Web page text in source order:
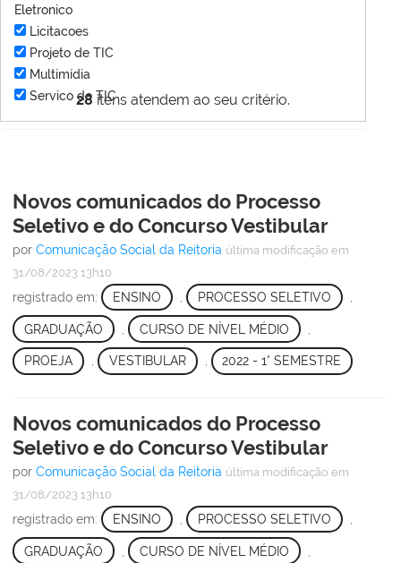
28 itens atendem ao seu critério.
Eletronico
Licitacoes
Projeto de TIC
Multimídia
Servico de TIC
Novos comunicados do Processo
Seletivo e do Concurso Vestibular
por Comunicação Social da Reitoria última modificação em
31/08/2023 13h10
registrado em: ENSINO PROCESSO SELETIVO
GRADUAÇÃO CURSO DE NÍVEL MÉDIO
PROEJA , VESTIBULAR , 2022 - 1° SEMESTRE
Novos comunicados do Processo
Seletivo e do Concurso Vestibular
por Comunicação Social da Reitoria última modificação em
31/08/2023 13h10
registrado em: ENSINO PROCESSO SELETIVO
GRADUAÇÃO CURSO DE NÍVEL MÉDIO